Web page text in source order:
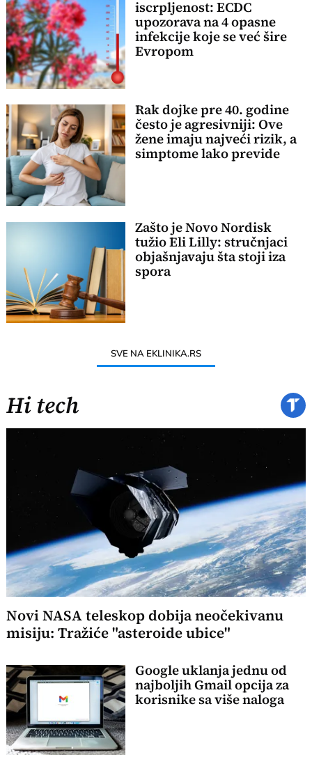
iscrpljenost: ECDC
upozorava na 4 opasne
infekcije koje se već šire
Evropom
Rak dojke pre 40. godine
često je agresivniji: Ove
žene imaju najveći rizik, a
simptome lako previde
Zašto je Novo Nordisk
tužio Eli Lilly: stručnjaci
objašnjavaju šta stoji iza
spora
SVE NA EKLINIKA.RS
Hi tech
Novi NASA teleskop dobija neočekivanu
misiju: Tražiće "asteroide ubice"
Google uklanja jednu od
najboljih Gmail opcija za
korisnike sa više naloga